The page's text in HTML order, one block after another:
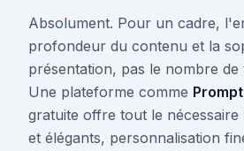
Absolument. Pour un cadre,
profondeur du contenu et la
présentation, pas le nombre de
Une plateforme comme
gratuite offre tout le nécessaire
et élégants, personnalisation